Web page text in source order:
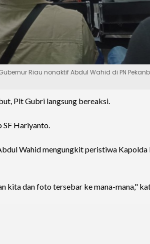
Riau nonaktif Abdul Wahid di PN
Plt Gubri langsung bereaksi.
SF Hariyanto.
Wahid mengungkit peristiwa Kapolda
kita dan foto tersebar ke mana-mana,"